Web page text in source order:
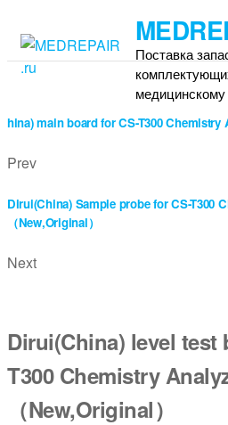
the
Поставка
hina) main board for CS-T300 Chemistry
Prev
Dirui(China) Sample probe for CS-T300
（New,Original）
Next
Dirui(China) level test
T300 Chemistry
（New,Original）